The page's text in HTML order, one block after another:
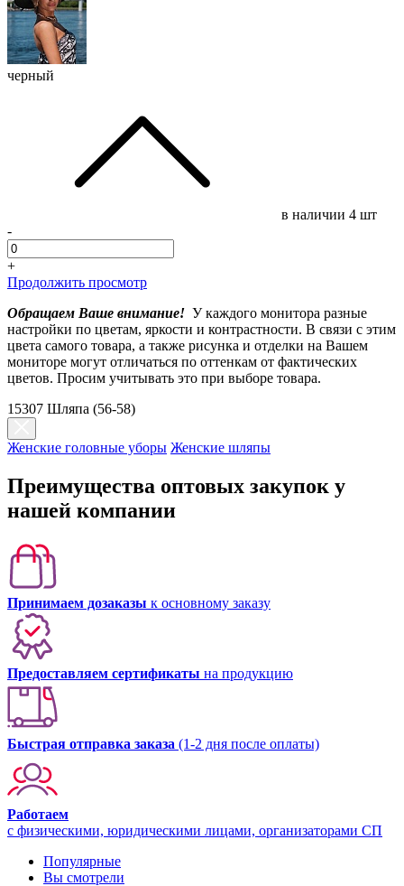
черный
в наличии 4 шт
-
+
Продолжить просмотр
Обращаем Ваше внимание! У каждого монитора разные
настройки по цветам, яркости и контрастности. В связи с этим
цвета самого товара, а также рисунка и отделки на Вашем
мониторе могут отличаться по оттенкам от фактических
цветов. Просим учитывать это при выборе товара.
15307 Шляпа (56-58)
Женские головные уборы Женские шляпы
Преимущества оптовых закупок у
нашей компании
Принимаем дозаказы к основному заказу
Предоставляем сертификаты на продукцию
Быстрая отправка заказа (1-2 дня после оплаты)
Работаем
с физическими, юридическими лицами, организаторами СП
Популярные
Вы смотрели